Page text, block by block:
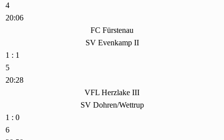
4
20:06
FC Fürstenau
SV Evenkamp II
1 : 1
5
20:28
VFL Herzlake III
SV Dohren/Wettrup
1 : 0
6